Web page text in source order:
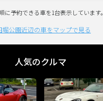
に予約できる車を1台表示しています。
堀公園近辺の車をマップで見る
人気のクルマ